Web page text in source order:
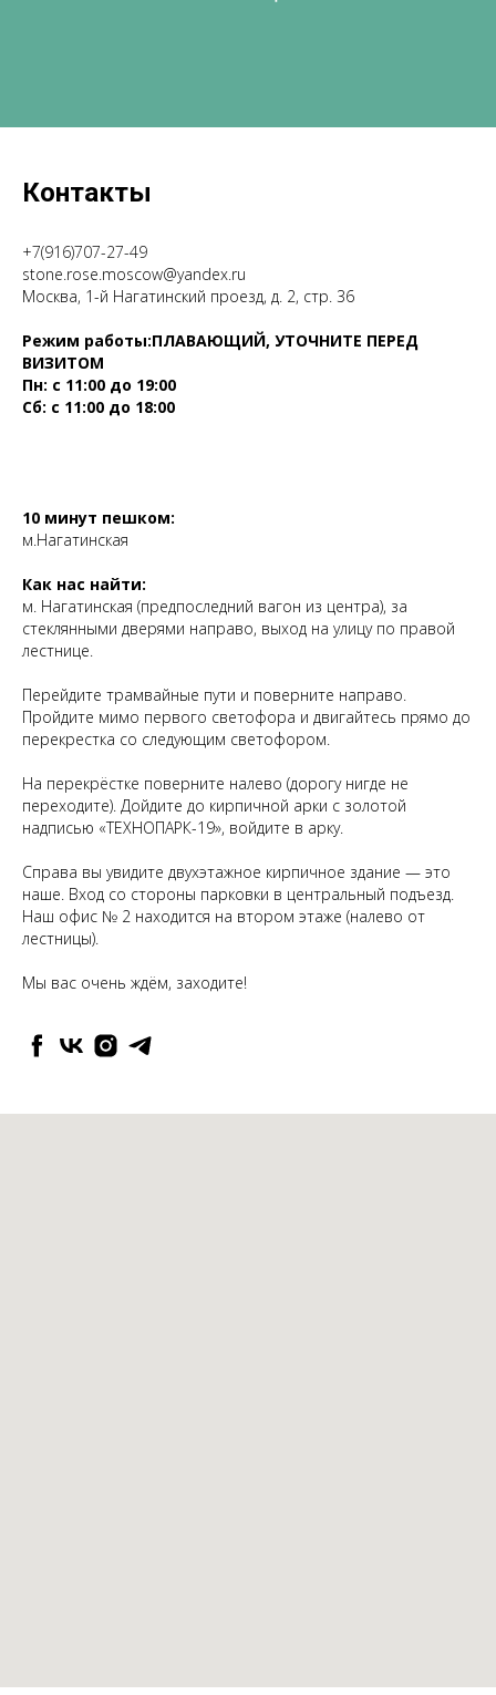
Контакты
+7(916)707-27-49
stone.rose.moscow@yandex.ru
Москва, 1-й Нагатинский проезд, д. 2, стр. 36
Режим работы:ПЛАВАЮЩИЙ, УТОЧНИТЕ ПЕРЕД
ВИЗИТОМ
Пн: с 11:00 до 19:00
Сб: с 11:00 до 18:00
10 минут пешком:
м.Нагатинская
Как нас найти:
м. Нагатинская (предпоследний вагон из центра), за
стеклянными дверями направо, выход на улицу по правой
лестнице.
Перейдите трамвайные пути и поверните направо.
Пройдите мимо первого светофора и двигайтесь прямо до
перекрестка со следующим светофором.
На перекрёстке поверните налево (дорогу нигде не
переходите). Дойдите до кирпичной арки с золотой
надписью «ТЕХНОПАРК-19», войдите в арку.
Справа вы увидите двухэтажное кирпичное здание — это
наше. Вход со стороны парковки в центральный подъезд.
Наш офис № 2 находится на втором этаже (налево от
лестницы).
Мы вас очень ждём, заходите!